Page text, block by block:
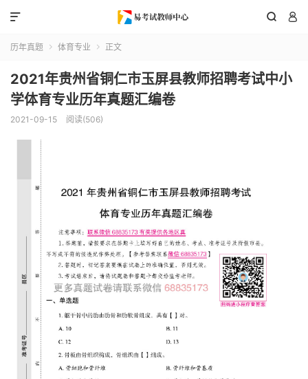
 

历年真题  体育专业  正文
2021年贵州省铜仁市玉屏县教师招聘考试中小
学体育专业历年真题汇编卷
2021-09-15 阅读(506)